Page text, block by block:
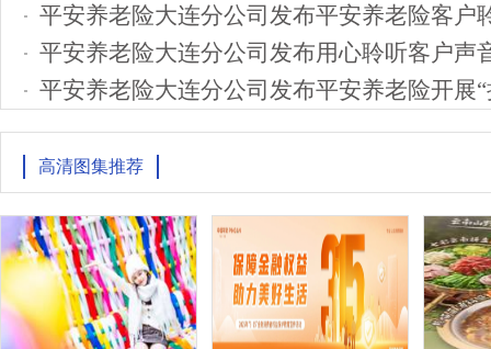
平安养老险大连分公司发布平安养老险客户
平安养老险大连分公司发布用心聆听客户声
平安养老险大连分公司发布平安养老险开展
高清图集推荐